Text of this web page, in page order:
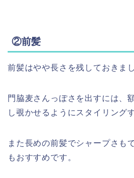
②前髪
前髪はやや長さを残しておきま
門脇麦さんっぽさを出すには、
し覗かせるようにスタイリング
また長めの前髪でシャープさも
もおすすめです。